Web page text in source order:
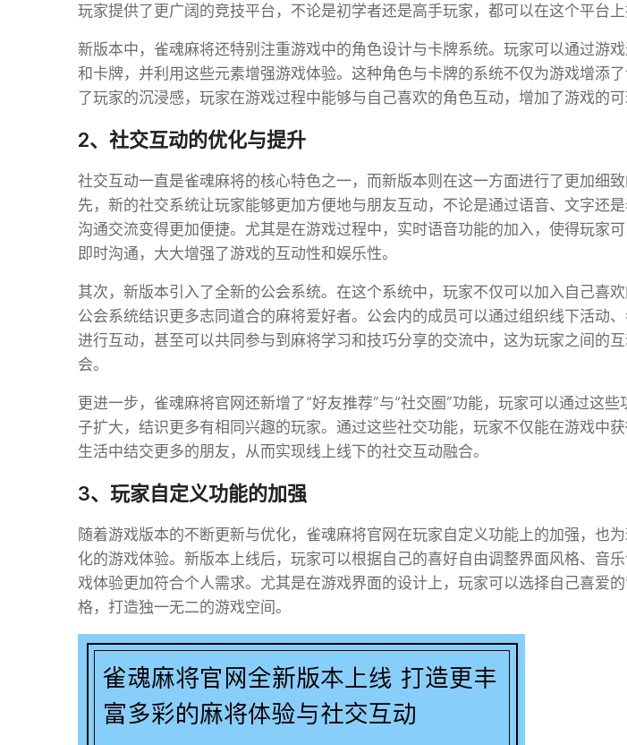
玩家提供了更广阔的竞技平台，不论是初学者还是高手玩家，都可以在这个平台上
新版本中，雀魂麻将还特别注重游戏中的角色设计与卡牌系统。玩家可以通过游
和卡牌，并利用这些元素增强游戏体验。这种角色与卡牌的系统不仅为游戏增添
了玩家的沉浸感，玩家在游戏过程中能够与自己喜欢的角色互动，增加了游戏的可
2、社交互动的优化与提升
社交互动一直是雀魂麻将的核心特色之一，而新版本则在这一方面进行了更加细
先，新的社交系统让玩家能够更加方便地与朋友互动，不论是通过语音、文字还
沟通交流变得更加便捷。尤其是在游戏过程中，实时语音功能的加入，使得玩家
即时沟通，大大增强了游戏的互动性和娱乐性。
其次，新版本引入了全新的公会系统。在这个系统中，玩家不仅可以加入自己喜
公会系统结识更多志同道合的麻将爱好者。公会内的成员可以通过组织线下活动
进行互动，甚至可以共同参与到麻将学习和技巧分享的交流中，这为玩家之间的
会。
更进一步，雀魂麻将官网还新增了“好友推荐”与“社交圈”功能，玩家可以通过这些
子扩大，结识更多有相同兴趣的玩家。通过这些社交功能，玩家不仅能在游戏中
生活中结交更多的朋友，从而实现线上线下的社交互动融合。
3、玩家自定义功能的加强
随着游戏版本的不断更新与优化，雀魂麻将官网在玩家自定义功能上的加强，也
化的游戏体验。新版本上线后，玩家可以根据自己的喜好自由调整界面风格、音
戏体验更加符合个人需求。尤其是在游戏界面的设计上，玩家可以选择自己喜爱
格，打造独一无二的游戏空间。